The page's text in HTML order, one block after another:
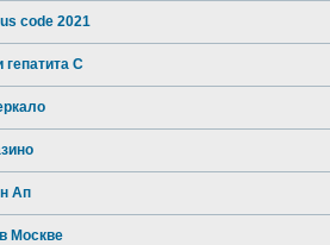
code 2021
гепатита С
Ап
Москве